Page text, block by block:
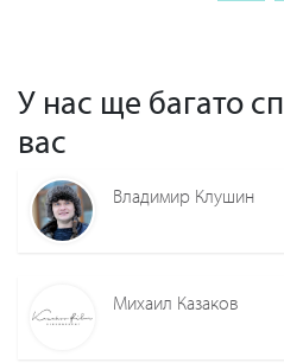
У нас ще багато
вас
Владимир Клушин
Михаил Казаков